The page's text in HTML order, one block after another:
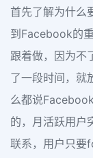
首先了解为什么
到Facebook的
跟着做，因为不
了一段时间，就
么都说
的，月活跃用户
联系，用户只要